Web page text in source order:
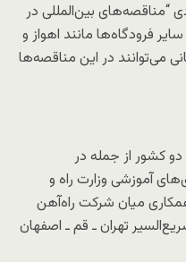
“مناقصه‌های بین‌المللی در
فرودگاه‌ها مانند اهواز و
می‌توانند در این مناقصه‌ها
کشور از جمله در
آموزشی وزارت راه و
میان شرکت راه‌آهن
تهران ـ قم ـ اصفهان